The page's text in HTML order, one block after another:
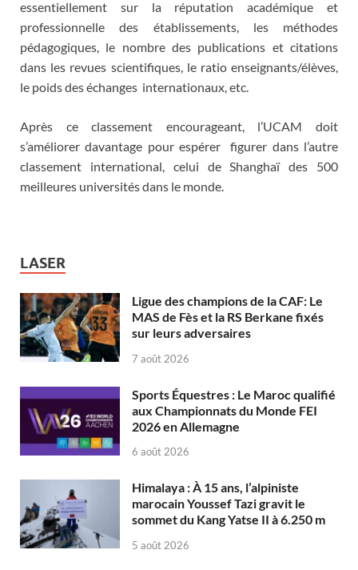
essentiellement sur la réputation académique et
professionnelle des établissements, les méthodes
pédagogiques, le nombre des publications et citations
dans les revues scientifiques, le ratio enseignants/élèves,
le poids des échanges internationaux, etc.
Après ce classement encourageant, l’UCAM doit
s’améliorer davantage pour espérer figurer dans l’autre
classement international, celui de Shanghaï des 500
meilleures universités dans le monde.
LASER
Ligue des champions de la CAF: Le
MAS de Fès et la RS Berkane fixés
sur leurs adversaires
7 août 2026
Sports Équestres : Le Maroc qualifié
aux Championnats du Monde FEI
2026 en Allemagne
6 août 2026
Himalaya : À 15 ans, l’alpiniste
marocain Youssef Tazi gravit le
sommet du Kang Yatse II à 6.250 m
5 août 2026